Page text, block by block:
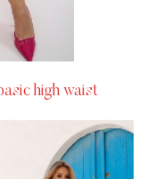
high waist